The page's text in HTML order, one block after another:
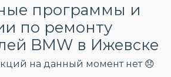
программы и
по ремонту
BMW в Ижевске
на данный момент нет 😞